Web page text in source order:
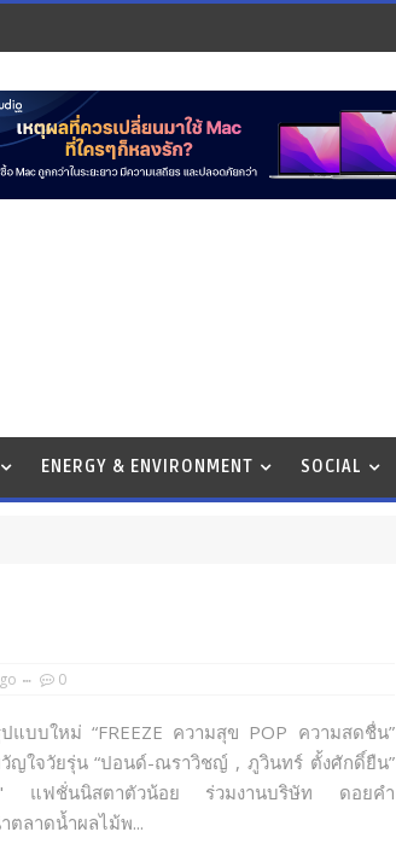
ENERGY & ENVIRONMENT SOCIAL
0
แบบใหม่ “FREEZE ความสุข POP ความสดชื่น”
ญใจวัยรุ่น “ปอนด์-ณราวิชญ์ , ภูวินทร์ ตั้งศักดิ์ยืน”
น์" แฟชั่นนิสตาตัวน้อย ร่วมงานบริษัท ดอยคำ
ลาดน้ำผลไม้พ...